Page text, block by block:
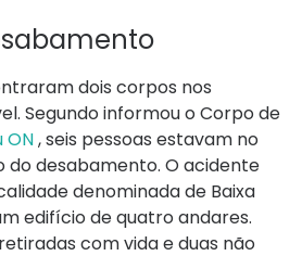
dois corpos nos
Segundo informou o Corpo de
ON, seis pessoas estavam no
do desabamento. O acidente
denominada de Baixa
edifício de quatro andares.
com vida e duas não